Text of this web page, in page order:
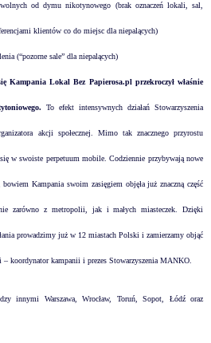
od dymu nikotynowego (brak oznaczeń lokali, sal,
klientów co do miejsc dla niepalących)
(“pozorne sale” dla niepalących)
Kampania Lokal Bez Papierosa.pl przekroczył właśnie
To efekt intensywnych działań Stowarzyszenia
akcji społecznej. Mimo tak znacznego przyrostu
w swoiste perpetuum mobile. Codziennie przybywają nowe
bowiem Kampania swoim zasięgiem objęła już znaczną część
zarówno z metropolii, jak i małych miasteczek. Dzięki
prowadzimy już w 12 miastach Polski i zamierzamy objąć
koordynator kampanii i prezes Stowarzyszenia MANKO.
innymi Warszawa, Wrocław, Toruń, Sopot, Łódź oraz